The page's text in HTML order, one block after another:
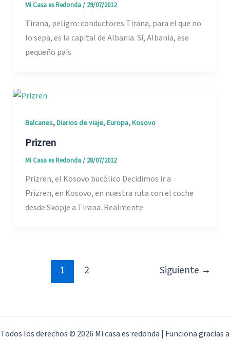
Mi Casa es Redonda/ 29/07/2012
Tirana, peligro: conductores Tirana, para el que no
lo sepa, es la capital de Albania. Sí, Albania, ese
pequeño país
Balcanes,Diarios de viaje,Europa,Kosovo
Prizren
Mi Casa es Redonda/ 28/07/2012
Prizren, el Kosovo bucólico Decidimos ir a
Prizren, en Kosovo, en nuestra ruta con el coche
desde Skopje a Tirana. Realmente
1 2 Siguiente →
Todos los derechos © 2026 Mi casa es redonda | Funciona gracias a